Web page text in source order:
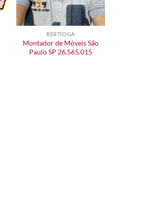
BERTIOGA
Montador de Móveis São
Paulo SP 26.565.015